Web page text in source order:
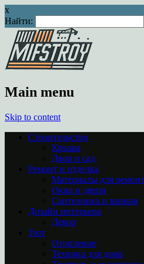
x
Найти:
Main menu
Skip to content
Строительство
Крыша
Двор и сад
Ремонт и отделка
Материалы для
Окна и двери
Сантехника и ванная
Дизайн интерьера
Декор
Уют
Отопление
Техника для дома